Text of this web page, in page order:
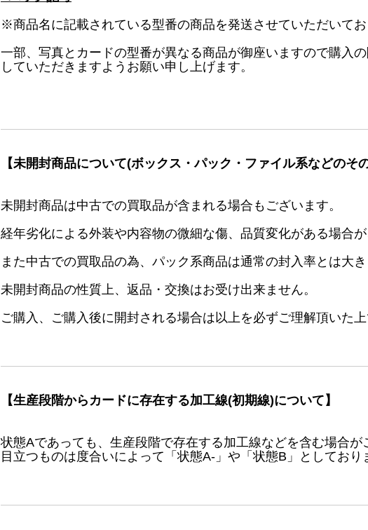
※商品名に記載されている型番の商品を発送させていただいてお
一部、写真とカードの型番が異なる商品が御座いますので購入
していただきますようお願い申し上げます。
【未開封商品について(ボックス・パック・ファイル系などのそ
未開封商品は中古での買取品が含まれる場合もございます。
経年劣化による外装や内容物の微細な傷、品質変化がある場合が
また中古での買取品の為、パック系商品は通常の封入率とは大
未開封商品の性質上、返品・交換はお受け出来ません。
ご購入、ご購入後に開封される場合は以上を必ずご理解頂いた上
【生産段階からカードに存在する加工線(初期線)について】
状態Aであっても、生産段階で存在する加工線などを含む場合が
目立つものは度合いによって「状態A-」や「状態B」としており